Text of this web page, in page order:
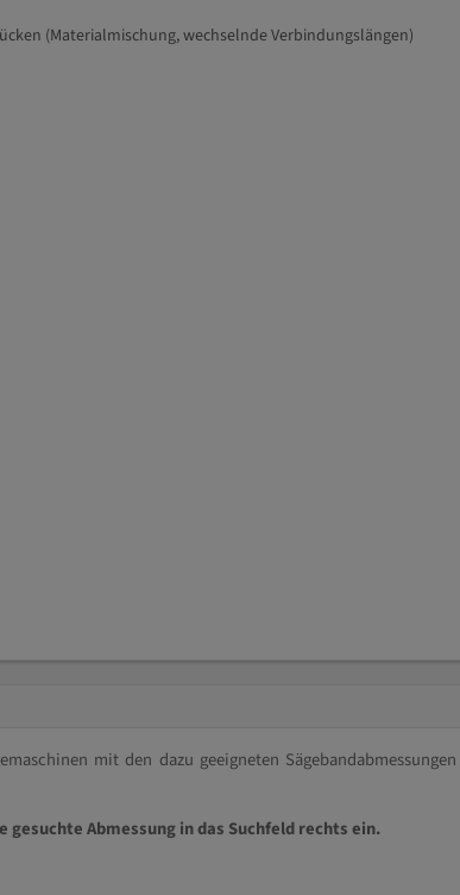
(Materialmischung, wechselnde Verbindungslängen)
mit den dazu geeigneten
Abmessung in das Suchfeld rechts ein.